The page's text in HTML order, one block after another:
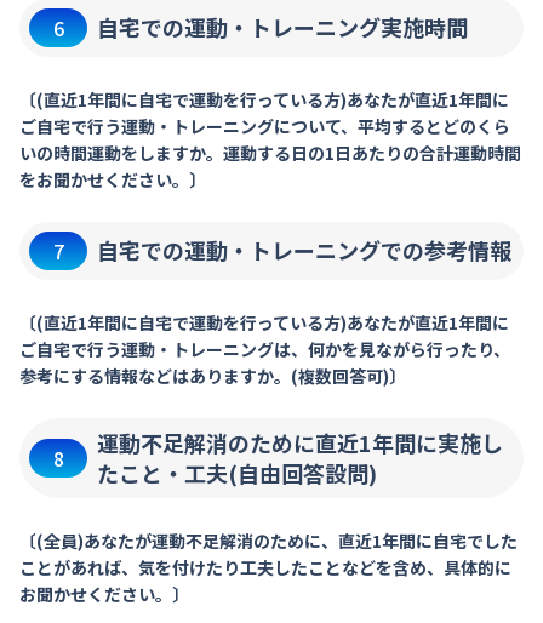
6 自宅での運動・トレーニング実施時間
〔(直近1年間に自宅で運動を行っている方)あなたが直近1年間に
ご自宅で行う運動・トレーニングについて、平均するとどのくら
いの時間運動をしますか。運動する日の1日あたりの合計運動時間
をお聞かせください。〕
7 自宅での運動・トレーニングでの参考情報
〔(直近1年間に自宅で運動を行っている方)あなたが直近1年間に
ご自宅で行う運動・トレーニングは、何かを見ながら行ったり、
参考にする情報などはありますか。(複数回答可)〕
8
運動不足解消のために直近1年間に実施し
たこと・工夫(自由回答設問)
〔(全員)あなたが運動不足解消のために、直近1年間に自宅でした
ことがあれば、気を付けたり工夫したことなどを含め、具体的に
お聞かせください。〕